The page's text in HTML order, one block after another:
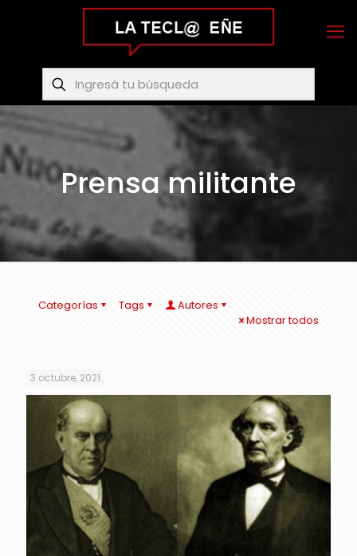
Prensa militante
Categorías Tags
Autores
Mostrar todos
3 octubre, 2021